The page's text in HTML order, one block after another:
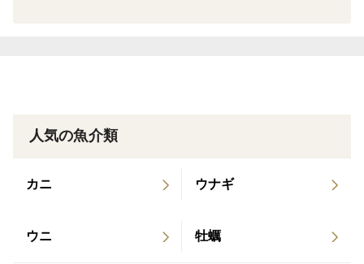
トラウトサーモン(香川県)、衣(パン粉、小麦粉、バジル
ハモ（香川県）、とうもろこし、たまねぎ、粉末状大豆
人気の魚介類
カニ ウナギ
ウニ 牡蠣